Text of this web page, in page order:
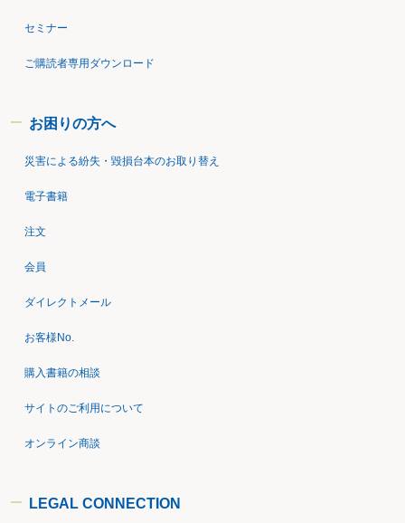
セミナー
ご購読者専用ダウンロード
お困りの方へ
災害による紛失・毀損台本のお取り替え
電子書籍
注文
会員
ダイレクトメール
お客様No.
購入書籍の相談
サイトのご利用について
オンライン商談
LEGAL CONNECTION